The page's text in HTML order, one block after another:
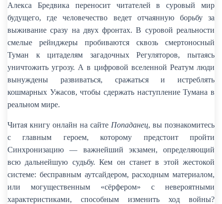
Алекса Бредвика переносит читателей в суровый мир
будущего, где человечество ведет отчаянную борьбу за
выживание сразу на двух фронтах. В суровой реальности
смелые рейнджеры пробиваются сквозь смертоносный
Туман к цитаделям загадочных Регуляторов, пытаясь
уничтожить угрозу. А в цифровой вселенной Реатум люди
вынуждены развиваться, сражаться и истреблять
кошмарных Ужасов, чтобы сдержать наступление Тумана в
реальном мире.
Читая книгу онлайн на сайте Попаданец, вы познакомитесь
с главным героем, которому предстоит пройти
Синхронизацию — важнейший экзамен, определяющий
всю дальнейшую судьбу. Кем он станет в этой жестокой
системе: бесправным аутсайдером, расходным материалом,
или могущественным «сёрфером» с невероятными
характеристиками, способным изменить ход войны?